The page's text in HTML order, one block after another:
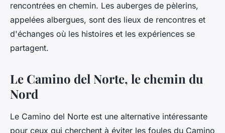
rencontrées en chemin. Les auberges de pèlerins,
appelées albergues, sont des lieux de rencontres et
d'échanges où les histoires et les expériences se
partagent.
Le Camino del Norte, le chemin du
Nord
Le Camino del Norte est une alternative intéressante
pour ceux qui cherchent à éviter les foules du Camino